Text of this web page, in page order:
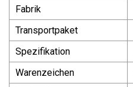
Fabrik
Transportpaket
Spezifikation
Warenzeichen